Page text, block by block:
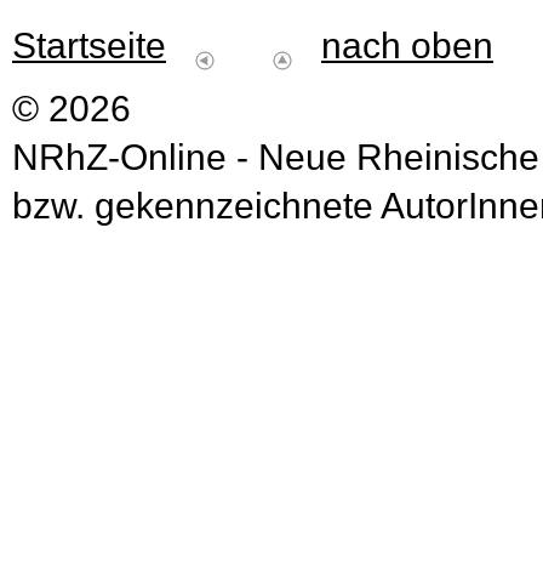
Startseite
nach oben
© 2026
NRhZ-Online - Neue
bzw. gekennzeichnete